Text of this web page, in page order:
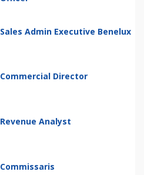
Sales Admin Executive Benelux
Commercial Director
Revenue Analyst
Commissaris